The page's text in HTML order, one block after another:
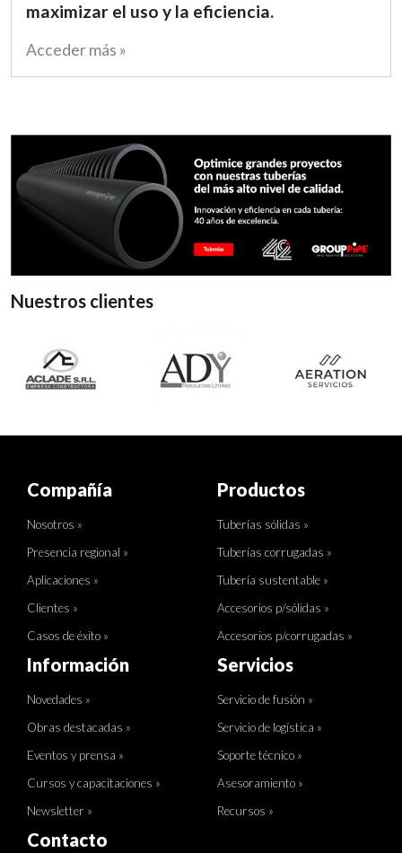
maximizar el uso y la eficiencia.
Acceder más »
Nuestros clientes
Compañía
Nosotros »
Presencia regional »
Aplicaciones »
Clientes »
Casos de éxito »
Productos
Tuberías sólidas »
Tuberías corrugadas »
Tubería sustentable »
Accesorios p/sólidas »
Accesorios p/corrugadas »
Información
Novedades »
Obras destacadas »
Eventos y prensa »
Cursos y capacitaciones »
Newsletter »
Servicios
Servicio de fusión »
Servicio de logística »
Soporte técnico »
Asesoramiento »
Recursos »
Contacto